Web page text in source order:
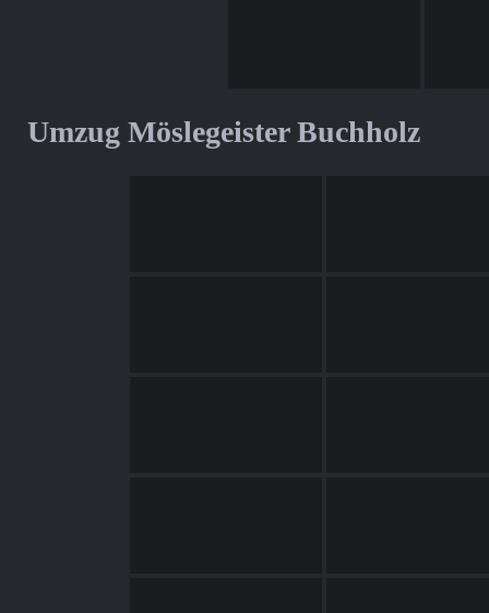
Umzug Möslegeister Buchholz